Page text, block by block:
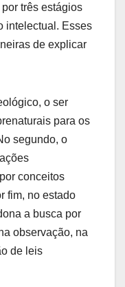
três estágios
intelectual. Esses
de explicar
o ser
para os
segundo, o
conceitos
fim, no estado
a busca por
observação, na
de leis